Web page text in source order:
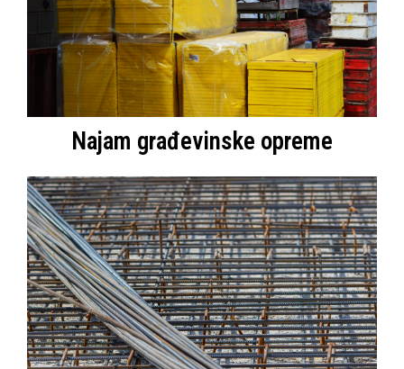
Najam građevinske opreme